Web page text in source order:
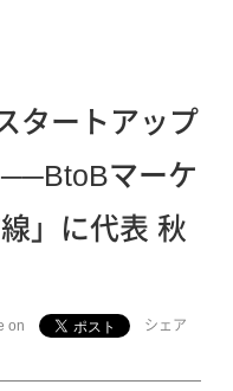
タートアップ
マーケ
」に代表 秋
on シェア